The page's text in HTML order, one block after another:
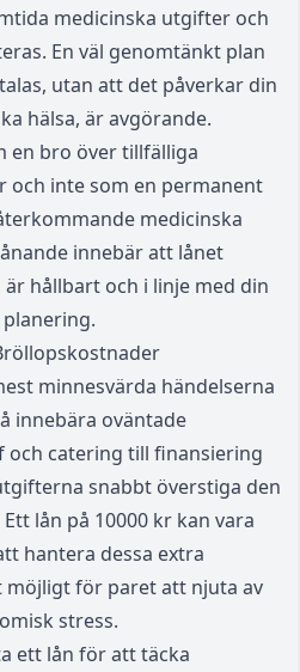
medicinska utgifter och
En väl genomtänkt plan
utan att det påverkar din
hälsa, är avgörande.
en bro över tillfälliga
och inte som en permanent
medicinska
innebär att lånet
hållbart och i linje med din
minnesvärda händelserna
innebära oväntade
och catering till finansiering
snabbt överstiga den
lån på 10000 kr kan vara
hantera dessa extra
möjligt för paret att njuta av
stress.
ett lån för att täcka